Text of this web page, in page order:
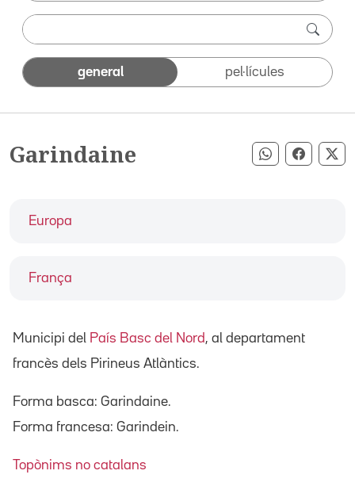
general pel·lícules
Garindaine Compartir
Europa
França
Municipi del País Basc del Nord, al departament
francès dels Pirineus Atlàntics.
Forma basca: Garindaine.
Forma francesa: Garindein.
Topònims no catalans